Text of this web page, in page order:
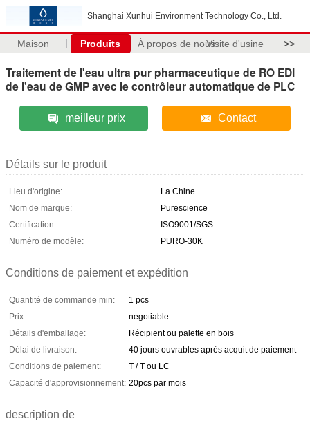
Shanghai Xunhui Environment Technology Co., Ltd.
Maison Produits À propos de nousVisite d'usine >>
Traitement de l'eau ultra pur pharmaceutique de RO EDI
de l'eau de GMP avec le contrôleur automatique de PLC
meilleur prix Contact
Détails sur le produit
Lieu d'origine:
La Chine
Nom de marque:
Purescience
Certification:
ISO9001/SGS
Numéro de modèle:
PURO-30K
Conditions de paiement et expédition
Quantité de commande min:
1 pcs
Prix:
negotiable
Détails d'emballage:
Récipient ou palette en bois
Délai de livraison:
40 jours ouvrables après acquit de paiement
Conditions de paiement:
T / T ou LC
Capacité d'approvisionnement: 20pcs par mois
description de